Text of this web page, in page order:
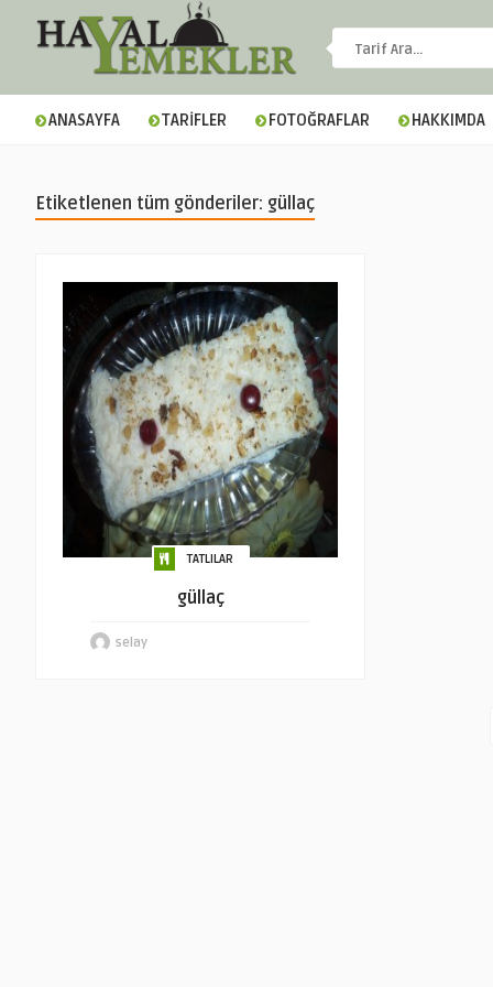
ANASAYFA TARİFLER FOTOĞRAFLAR HAKKIMDA
Etiketlenen tüm gönderiler: güllaç
TATLILAR
güllaç
selay